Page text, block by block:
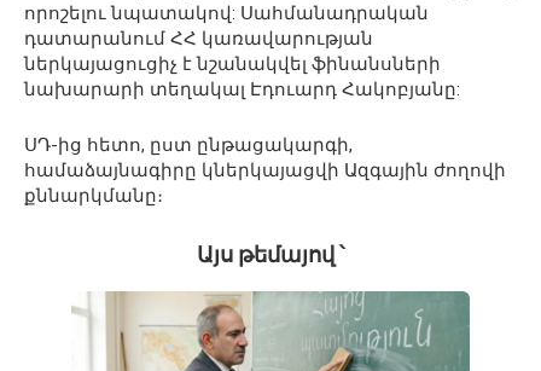
որոշելու նպատակով: Սահմանադրական
դատարանում ՀՀ կառավարության
ներկայացուցիչ է նշանակվել ֆինանսների
նախարարի տեղակալ Էդուարդ Հակոբյանը:
ՍԴ-ից հետո, ըստ ընթացակարգի,
համաձայնագիրը կներկայացվի Ազգային ժողովի
քննարկմանը։
Այս թեմայով ՝